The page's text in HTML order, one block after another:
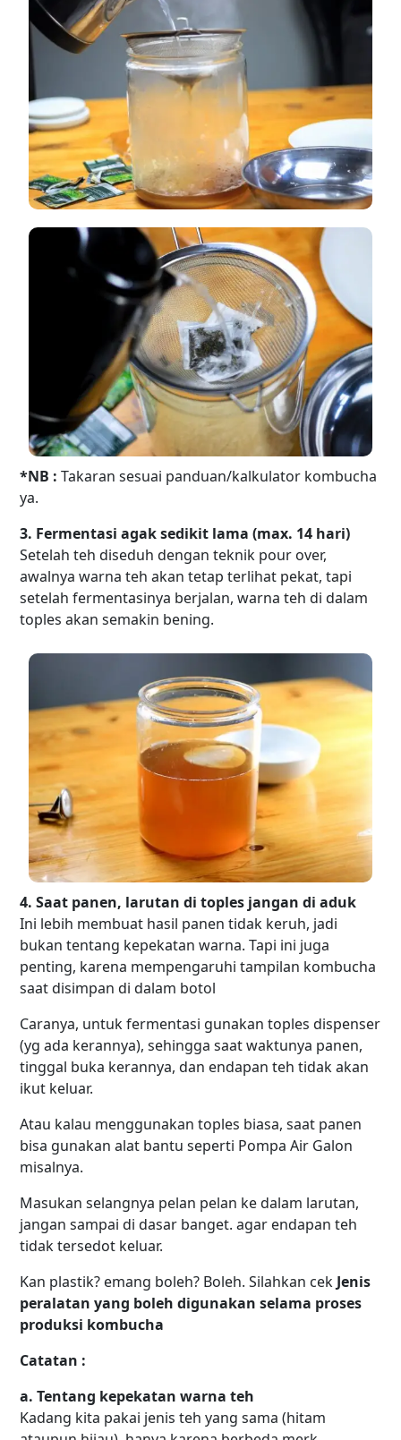
*NB : Takaran sesuai panduan/kalkulator kombucha
ya.
3. Fermentasi agak sedikit lama (max. 14 hari)
Setelah teh diseduh dengan teknik pour over,
awalnya warna teh akan tetap terlihat pekat, tapi
setelah fermentasinya berjalan, warna teh di dalam
toples akan semakin bening.
4. Saat panen, larutan di toples jangan di aduk
Ini lebih membuat hasil panen tidak keruh, jadi
bukan tentang kepekatan warna. Tapi ini juga
penting, karena mempengaruhi tampilan kombucha
saat disimpan di dalam botol
Caranya, untuk fermentasi gunakan toples dispenser
(yg ada kerannya), sehingga saat waktunya panen,
tinggal buka kerannya, dan endapan teh tidak akan
ikut keluar.
Atau kalau menggunakan toples biasa, saat panen
bisa gunakan alat bantu seperti Pompa Air Galon
misalnya.
Masukan selangnya pelan pelan ke dalam larutan,
jangan sampai di dasar banget. agar endapan teh
tidak tersedot keluar.
Kan plastik? emang boleh? Boleh. Silahkan cek Jenis
peralatan yang boleh digunakan selama proses
produksi kombucha
Catatan :
a. Tentang kepekatan warna teh
Kadang kita pakai jenis teh yang sama (hitam